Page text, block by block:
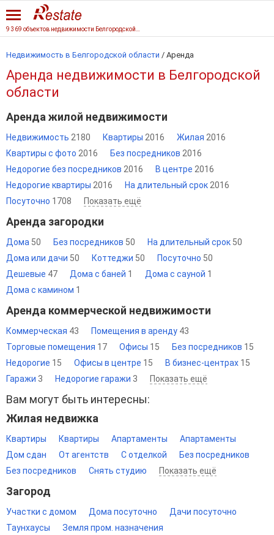
Недвижимость в Белгородской области / Аренда
Аренда недвижимости в Белгородской
области
Аренда жилой недвижимости
Недвижимость 2180 Квартиры 2016 Жилая 2016
Квартиры с фото 2016 Без посредников 2016
Недорогие без посредников 2016 В центре 2016
Недорогие квартиры 2016 На длительный срок 2016
Посуточно 1708 Показать ещё
Аренда загородки
Дома 50 Без посредников 50 На длительный срок 50
Дома или дачи 50 Коттеджи 50 Посуточно 50
Дешевые 47 Дома с баней 1 Дома с сауной 1
Дома с камином 1
Аренда коммерческой недвижимости
Коммерческая 43 Помещения в аренду 43
Торговые помещения 17 Офисы 15 Без посредников 15
Недорогие 15 Офисы в центре 15 В бизнес-центрах 15
Гаражи 3 Недорогие гаражи 3 Показать ещё
Вам могут быть интересны:
Жилая недвижка
Квартиры Квартиры Апартаменты
Апартаменты
Дом сдан
От агентств С отделкой
Без посредников
Без посредников
Снять студию Показать ещё
Загород
Участки с домом Дома посуточно
Дачи посуточно
Таунхаусы
Земля пром. назначения